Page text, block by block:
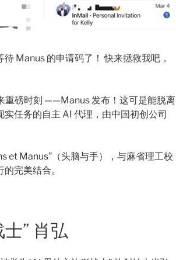
Manus 的申请码了！ 快来拯救我吧，
重磅时刻 ——Manus 发布！这可是能脱离
任务的自主 AI 代理，由中国初创公司
et Manus”（头脑与手），与麻省理工校
完美结合。
” 肖弘